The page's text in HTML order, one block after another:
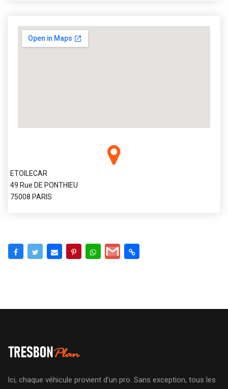
ETOILECAR
49 Rue DE PONTHIEU
75008 PARIS
Ici, chaque véhicule provient d’un pro. Sans exception, tous les